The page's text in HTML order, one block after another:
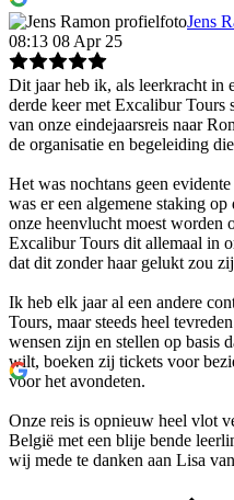
Jens
08:13 08 Apr 25
Dit jaar heb ik, als leerkracht in
derde keer met Excalibur Tours
van onze eindejaarsreis naar
de organisatie en begeleiding
Het was nochtans geen
was er een algemene staking
onze heenvlucht moest worden
Excalibur Tours dit allemaal in
dat dit zonder haar gelukt zou
Ik heb elk jaar al een andere
Tours, maar steeds heel
wensen zijn en stellen op basis
wilt, boeken zij tickets voor
voor het avondeten.
Onze reis is opnieuw heel vlot
België met een blije bende
wij mede te danken aan Lisa